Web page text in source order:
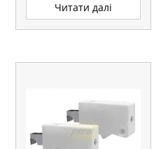
Читати далі